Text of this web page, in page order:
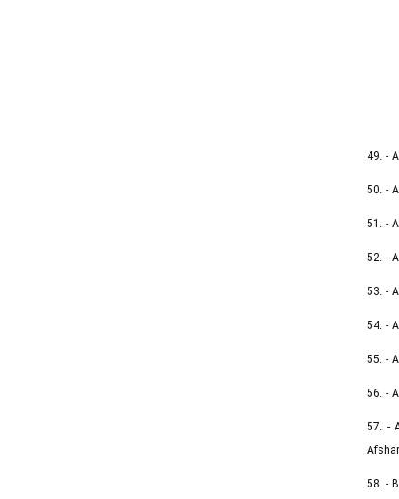
49. -
50. -
51. -
52. -
53. -
54. -
55. -
56. -
57. -
58. -